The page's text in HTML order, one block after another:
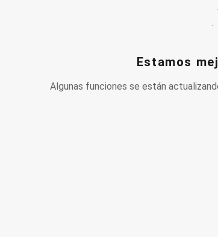
Estamos
Algunas funciones se están